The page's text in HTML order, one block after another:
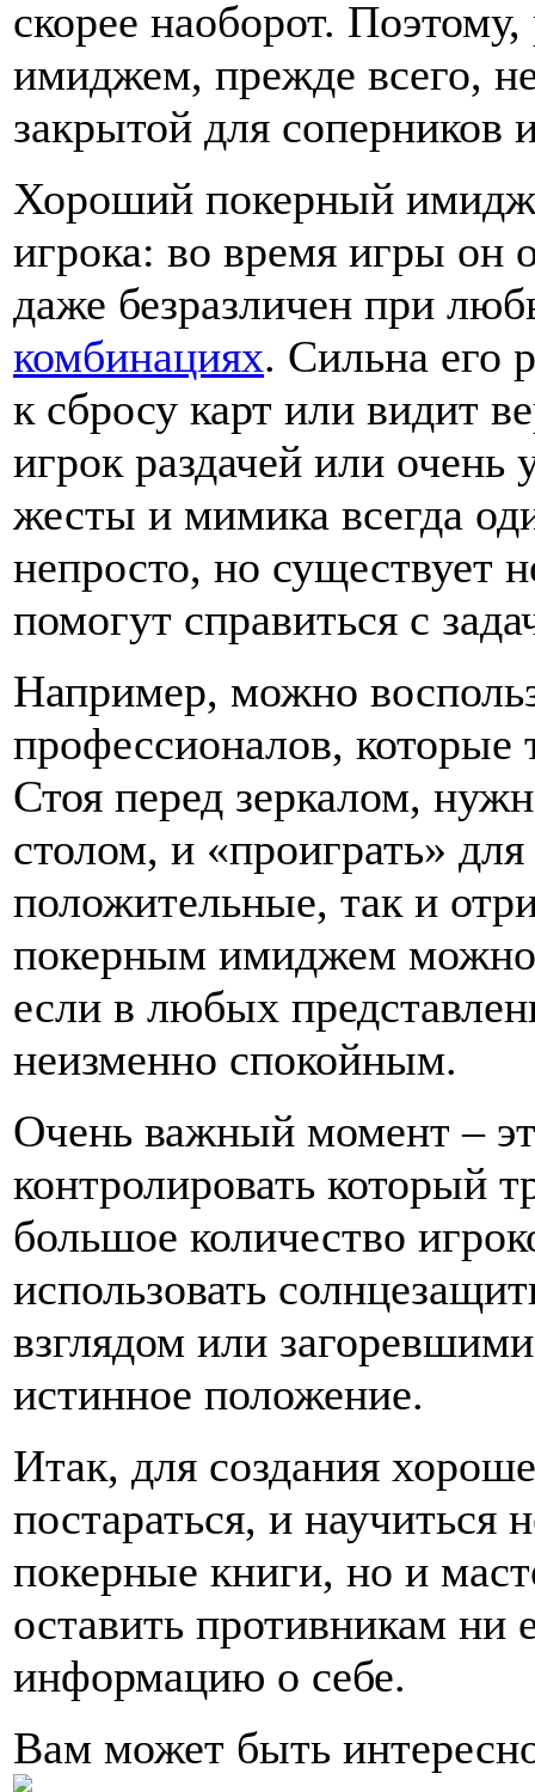
скорее наоборот.
имиджем, прежде всего,
закрытой для
Хороший покерный имидж
игрока: во время игры он
даже безразличен при
комбинациях. Сильна его
к сбросу карт или видит
игрок раздачей или очень
жесты и мимика всегда
непросто, но существует
помогут справиться с
Например, можно
профессионалов, которые
Стоя перед зеркалом,
столом, и «проиграть»
положительные, так и
покерным имиджем можно
если в любых
неизменно спокойным.
Очень важный момент –
контролировать который
большое количество
использовать
взглядом или
истинное положение.
Итак, для создания
постараться, и научиться
покерные книги, но и
оставить противникам ни
информацию о себе.
Вам может быть